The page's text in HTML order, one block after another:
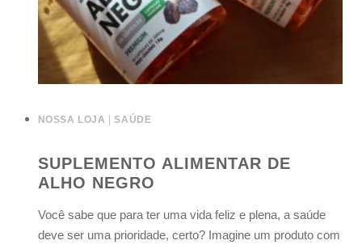
NOSSA LOJA |SAÚDE
SUPLEMENTO ALIMENTAR DE
ALHO NEGRO
Você sabe que para ter uma vida feliz e plena, a saúde
deve ser uma prioridade, certo? Imagine um produto com